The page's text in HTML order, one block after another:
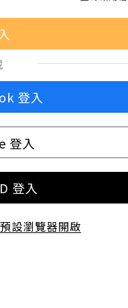
登入
登入
登入
設瀏覽器開啟